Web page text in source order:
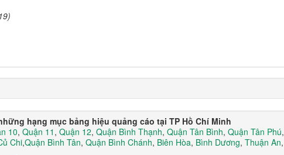
hạng mục bảng hiệu quảng cáo tại TP Hồ Chí Minh
10, Quận 11 , Quận 12, Quận Bình Thạnh, Quận Tân Bình, Quận Tân Phú,
Chi,Quận Bình Tân, Quận Bình Chánh, Biên Hòa, Bình Dương, Thuận An,